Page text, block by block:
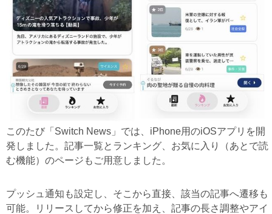
このたび「Switch News」では、iPhone用のiOSアプリを開
発しました。記事一覧とランキング、お気に入り（あとで読
む機能）のページもご用意しました。
プッシュ通知も設定し、そこから直接、該当の記事へ遷移も
可能。リリースしてから修正を加え、記事の長さ調整やアイ